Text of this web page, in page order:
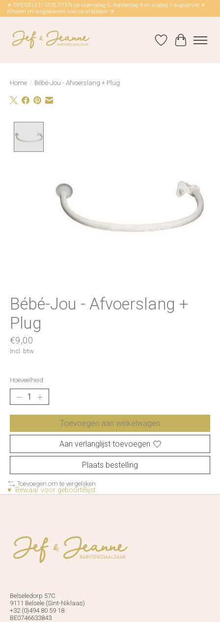
☀ OPEGELET! GESLOTEN op woensdag 5, donderdag 6 en vrijdag 7 augustus! ☀
Afhalen en langskomen kan op afspraak! ☀
Verlanglijst
Home / Bébé-Jou - Afvoerslang + Plug
Bébé-Jou - Afvoerslang +
Plug
€9,00
Incl. btw
Hoeveelheid:
Toevoegen aan winkelwagen
Aan verlanglijst toevoegen
Plaats bestelling
Toevoegen om te vergelijken
♥ Bewaar voor geboortelijst
Belseledorp 57C
9111 Belsele (Sint-Niklaas)
+32 (0)494 80 59 18
BE0746633843